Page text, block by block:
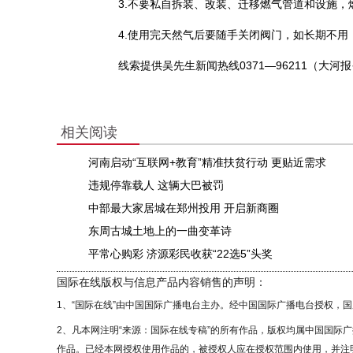
3.不要私自拆装、改装、迁移燃气管道和设施，
4.使用完天然气后要随手关闭阀门，如长期不用
线索提供吴先生新闻热线0371—96211（大河报·
相关阅读
河南启动“互联网+教育”精准扶贫行动 更贴近需求
违规停靠载人 这辆大巴被罚
中部最大家居城在郑州投用 开启新商圈
东周古城土地上的一曲变革诗
平常心购彩 济源彩民收获“22选5”头奖
国际在线版权与信息产品内容销售的声明：
1、“国际在线”由中国国际广播电台主办。经中国国际广播电台授权，
2、凡本网注明“来源：国际在线专稿”的所有作品，版权均属中国国
作品。已经本网授权使用作品的，被授权人应在授权范围内使用，并